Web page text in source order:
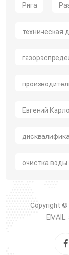
Рига
техническая
Евгений
очистка воды
Copyright ©